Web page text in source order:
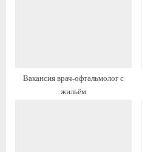
Вакансия врач-офтальмолог с
жильём